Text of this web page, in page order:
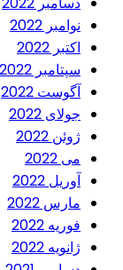
نوامبر 2022
اکتبر 2022
سپتامبر 2022
آگوست 2022
جولای 2022
ژوئن 2022
می 2022
آوریل 2022
مارس 2022
فوریه 2022
ژانویه 2022